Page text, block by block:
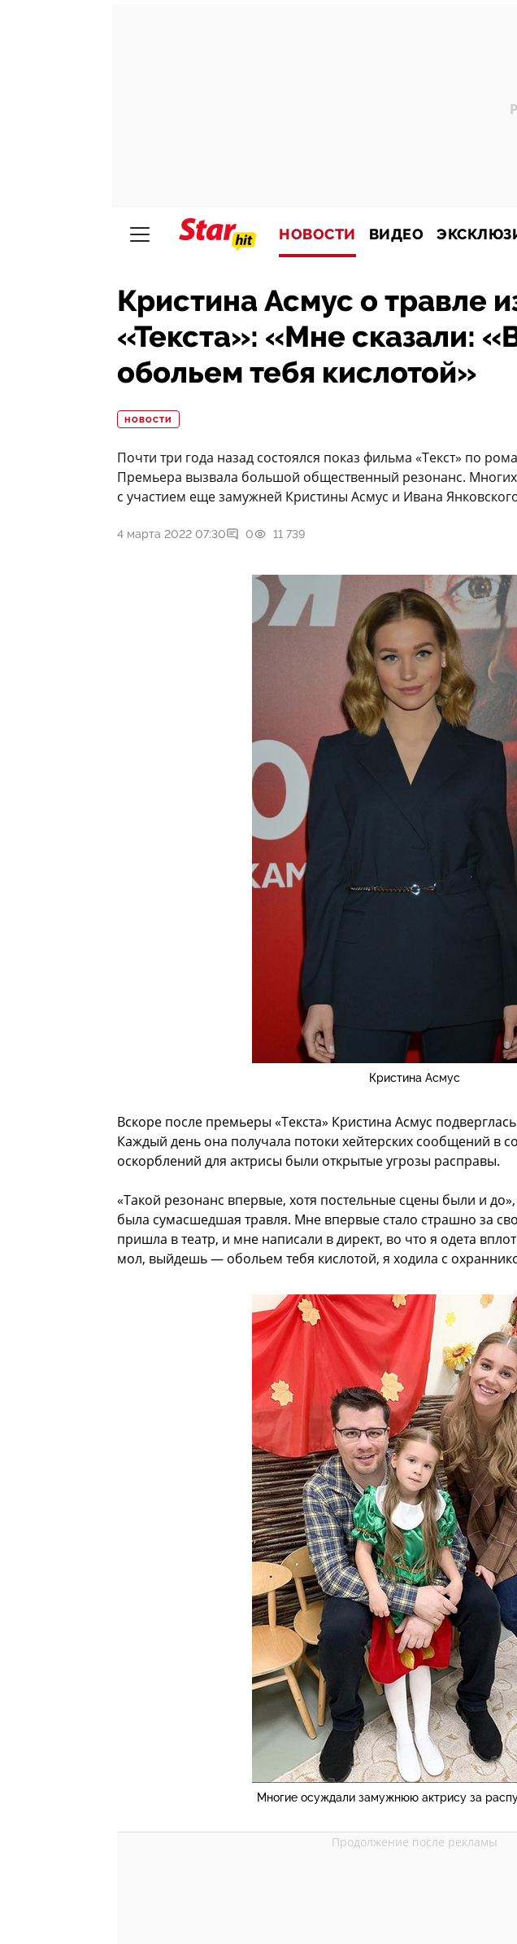
НОВОСТИ ВИДЕО
Кристина Асмус о травле
«Текста»: «Мне сказали:
обольем тебя кислотой»
НОВОСТИ
Почти три года назад состоялся показ фильма «Текст» по
Премьера вызвала большой общественный резонанс. Многих
с участием еще замужней Кристины Асмус и Ивана
4 марта 2022 07:30 0 11 739
Кристина Асмус
Вскоре после премьеры «Текста» Кристина Асмус
Каждый день она получала потоки хейтерских сообщений в
оскорблений для актрисы были открытые угрозы расправы.
«Такой резонанс впервые, хотя постельные сцены были и
была сумасшедшая травля. Мне впервые стало страшно за
пришла в театр, и мне написали в директ, во что я одета
мол, выйдешь — обольем тебя кислотой, я ходила с
Многие осуждали замужнюю актрису за